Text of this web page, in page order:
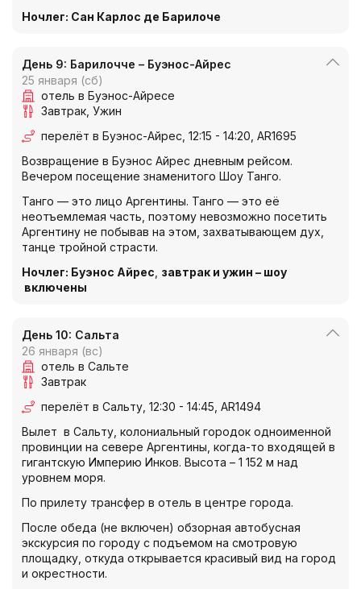
Ночлег: Сан Карлос де Барилоче
День 9: Барилочче – Буэнос-Айрес
25 января (сб)
отель в Буэнос-Айресе
Завтрак Ужин
перелёт в Буэнос-Айрес, 12:15 - 14:20, AR1695
Возвращение в Буэнос Айрес дневным рейсом.
Вечером посещение знаменитого Шоу Танго.
Танго — это лицо Аргентины. Танго — это её
неотъемлемая часть, поэтому невозможно посетить
Аргентину не побывав на этом, захватывающем дух,
танце тройной страсти.
Ночлег: Буэнос Айрес завтрак и ужин – шоу
включены
День 10: Сальта
26 января (вс)
отель в Сальте
Завтрак
перелёт в Сальту, 12:30 - 14:45, AR1494
Вылет в Сальту, колониальный городок одноименной
провинции на севере Аргентины, когда-то входящей в
гигантскую Империю Инков. Высота – 1 152 м над
уровнем моря.
По прилету трансфер в отель в центре города.
После обеда (не включен) обзорная автобусная
экскурсия по городу с подъемом на смотровую
площадку, откуда открывается красивый вид на город
и окрестности.